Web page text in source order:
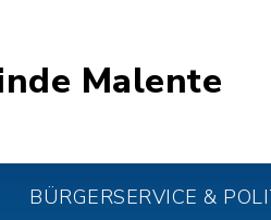
Malente
BÜRGERSERVICE &